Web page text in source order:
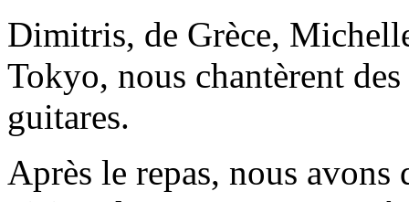
Dimitris, de Grèce,
Tokyo, nous chantèrent
guitares.
Après le repas, nous